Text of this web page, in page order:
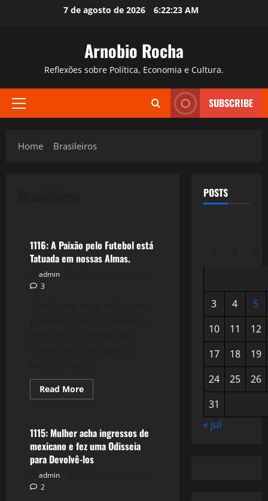
7 de agosto de 2026 6:22:24 AM
Arnobio Rocha
Reflexões sobre Política, Economia e Cultura.
Primary
SUBSCRIBE
Home Brasileiros
1116: A Paixão pelo Futebol está
Tatuada em nossas Almas.
admin
3
Read MoreRead
more
Paixão
pelo
Futebol
está
Tatuada
Esportes
1115: Mulher acha ingressos de
mexicano e fez uma Odisseia
para Devolvê-los
admin
2
POSTS
3 4
5
10
11
12
17
18
19
24
25
26
31
« jul